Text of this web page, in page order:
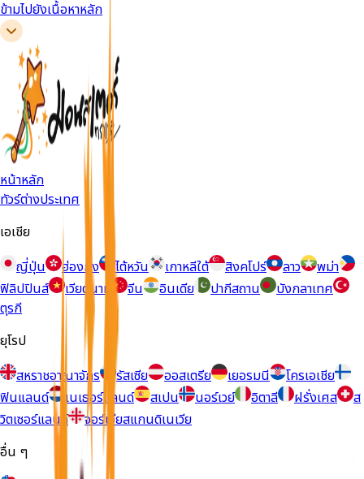
ข้ามไปยังเนื้อหาหลัก
หน้าหลัก
ทัวร์ต่างประเทศ
เอเชีย
ญี่ปุ่น
ฮ่องกง ไต้หวัน เกาหลีใต้ สิงคโปร์ ลาว
พม่า
ฟิลิปปินส์
เวียดนาม จีน อินเดีย ปากีสถาน
บังกลาเทศ
ตุรกี
ยุโรป
สหราชอาณาจักร
รัสเซีย ออสเตรีย เยอรมนี
โครเอเชีย
ฟินแลนด์
เนเธอร์แลนด์ สเปน นอร์เวย์ อิตาลี ฝรั่งเศส
ส
วิตเซอร์แลนด์
จอร์เจียสแกนดิเนเวีย
อื่น ๆ